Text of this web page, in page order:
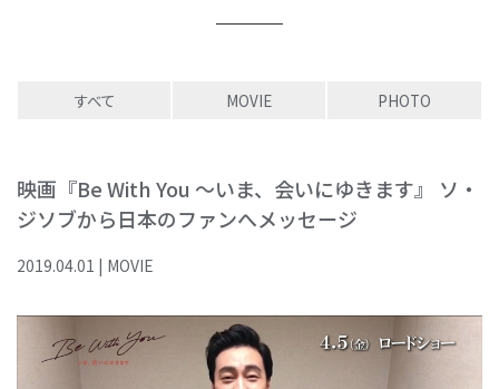
すべて MOVIE PHOTO
映画『Be With You ～いま、会いにゆきます』 ソ・
ジソブから日本のファンへメッセージ
2019.04.01 | MOVIE